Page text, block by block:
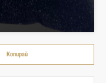
Копирай